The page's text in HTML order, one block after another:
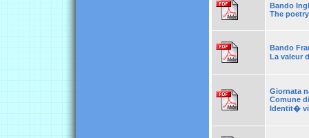
Bando
The
Bando
La valeur
Giornata
Comune
Identit�